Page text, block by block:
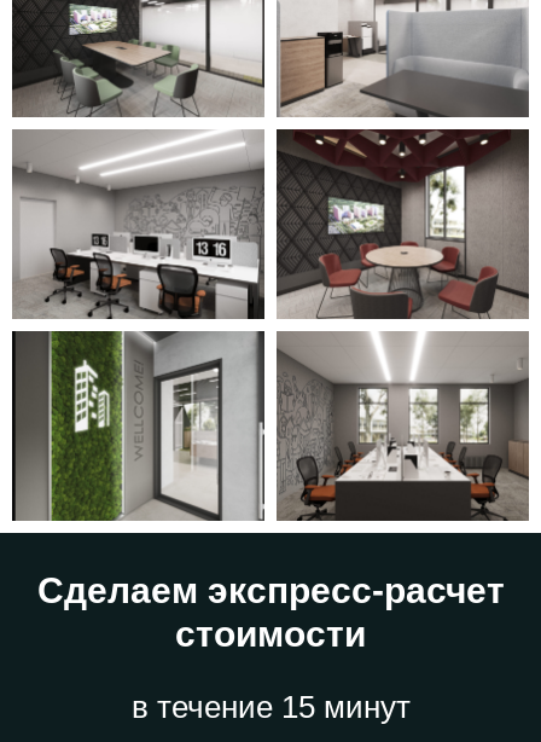
Сделаем экспресс-расчет
стоимости
в течение 15 минут